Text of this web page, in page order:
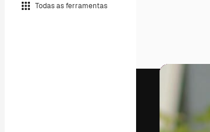
Todas as ferramentas
Vídeos
Ícones
Modelos 3D
Fontes